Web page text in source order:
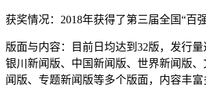
获奖情况：2018年获得了第三届全国“百
版面与内容：目前日均达到32版，发行
银川新闻版、中国新闻版、世界新闻版
闻版、专题新闻版等多个版面，内容丰富